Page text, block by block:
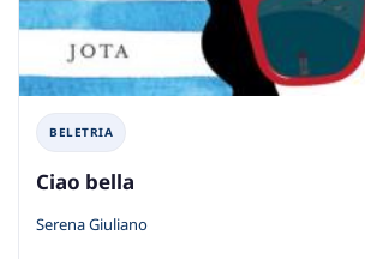
BELETRIA
Ciao bella
Serena Giuliano